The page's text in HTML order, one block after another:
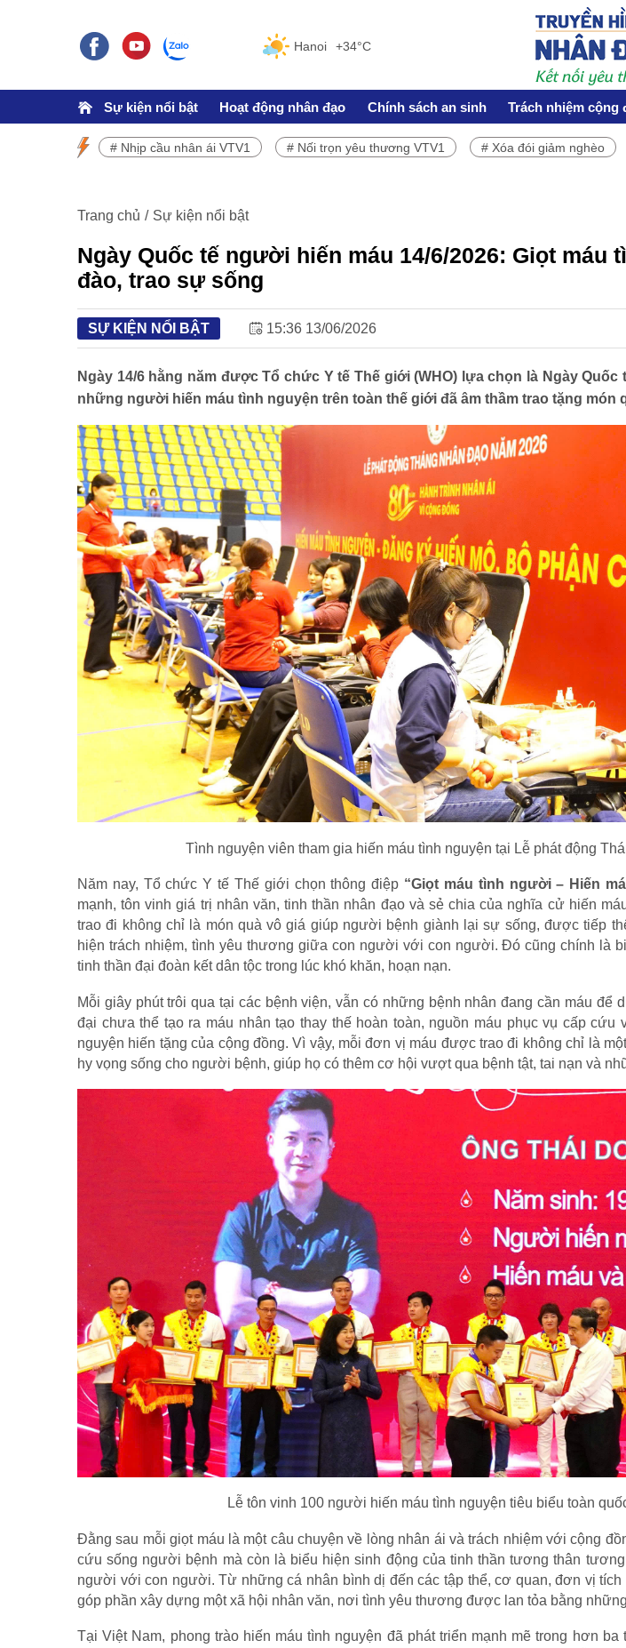
Hanoi +34°C
Sự kiện nổi bật Hoạt động nhân đạo Chính sách an sinh Trách nhiệm cộng
SỰ KIỆN NỔI BẬT HOẠT ĐỘNG NHÂN ĐẠO
TRÁCH NHIỆM CỘNG ĐỒNG
Doanh nghiệp - Doanh nhân
Mô hình tiêu biểu
Nối trọn yêu thương VTV1
Trái tim có nắng
BẠN ĐỌC
# Nhịp cầu nhân ái VTV1 # Nối trọn yêu thương VTV1 # Xóa đói giảm nghèo
Trang chủ Sự kiện nổi bật
Ngày Quốc tế người hiến máu 14/6/2026: Giọt máu
đào, trao sự sống
SỰ KIỆN NỔI BẬT 15:36 13/06/2026
Ngày 14/6 hằng năm được Tổ chức Y tế Thế giới (WHO) lựa chọn là Ngày
những người hiến máu tình nguyện trên toàn thế giới đã âm thầm trao tặng món
Tình nguyện viên tham gia hiến máu tình nguyện tại Lễ phát động
Năm nay, Tổ chức Y tế Thế giới chọn thông điệp “Giọt máu tình người – Hiến
mạnh, tôn vinh giá trị nhân văn, tinh thần nhân đạo và sẻ chia của nghĩa cử hiến
trao đi không chỉ là món quà vô giá giúp người bệnh giành lại sự sống, được tiếp
hiện trách nhiệm, tình yêu thương giữa con người với con người. Đó cũng chính là
tinh thần đại đoàn kết dân tộc trong lúc khó khăn, hoạn nạn.
Mỗi giây phút trôi qua tại các bệnh viện, vẫn có những bệnh nhân đang cần máu để
đại chưa thể tạo ra máu nhân tạo thay thế hoàn toàn, nguồn máu phục vụ cấp
nguyện hiến tặng của cộng đồng. Vì vậy, mỗi đơn vị máu được trao đi không chỉ là
hy vọng sống cho người bệnh, giúp họ có thêm cơ hội vượt qua bệnh tật, tai nạn và
Lễ tôn vinh 100 người hiến máu tình nguyện tiêu biểu toàn
Đằng sau mỗi giọt máu là một câu chuyện về lòng nhân ái và trách nhiệm với cộng
cứu sống người bệnh mà còn là biểu hiện sinh động của tinh thần tương thân
người với con người. Từ những cá nhân bình dị đến các tập thể, cơ quan, đơn vị tích
góp phần xây dựng một xã hội nhân văn, nơi tình yêu thương được lan tỏa bằng
Tại Việt Nam, phong trào hiến máu tình nguyện đã phát triển mạnh mẽ trong hơn